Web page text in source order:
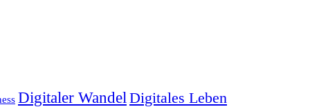
Digitaler Wandel Digitales Leben